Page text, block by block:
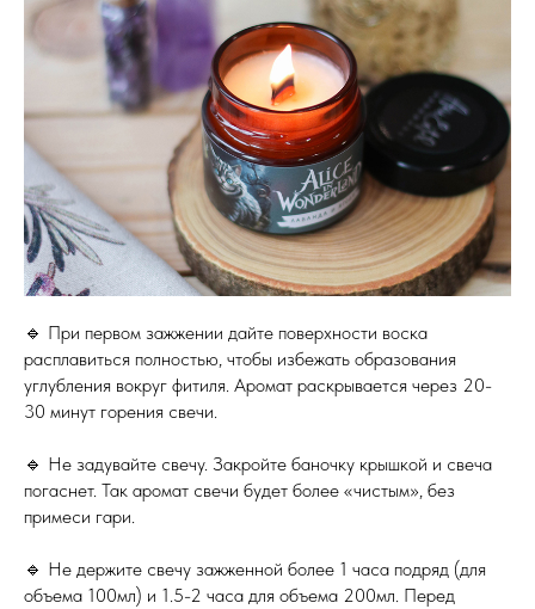
🔹 При первом зажжении дайте поверхности воска
расплавиться полностью, чтобы избежать образования
углубления вокруг фитиля. Аромат раскрывается через 20-
30 минут горения свечи.
🔹 Не задувайте свечу. Закройте баночку крышкой и свеча
погаснет. Так аромат свечи будет более «чистым», без
примеси гари.
🔹 Не держите свечу зажженной более 1 часа подряд (для
объема 100мл) и 1.5-2 часа для объема 200мл. Перед